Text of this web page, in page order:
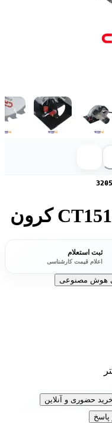
ثبت استعلام
اعلام قیمت کارشناسی
هوش مصنوعی
خرید حضوری و آنلاین